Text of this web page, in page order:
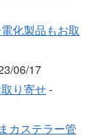
化製品もお取
06/17
り寄せ‐
カステラー管